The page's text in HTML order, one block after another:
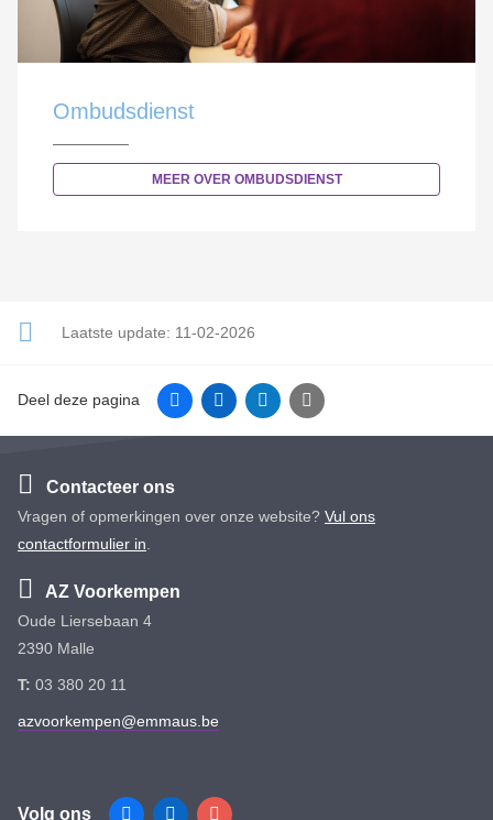
Ombudsdienst
MEER OVER OMBUDSDIENST
Laatste update: 11-02-2026
Deel deze pagina FacebookLinkedinTwitter E-mail
Contacteer ons
Vragen of opmerkingen over onze website? Vul ons
contactformulier in
AZ Voorkempen
Oude Liersebaan 4
2390 Malle
T: 03 380 20 11
azvoorkempen@emmaus.be
Volg ons FacebookLinkedinInstagram